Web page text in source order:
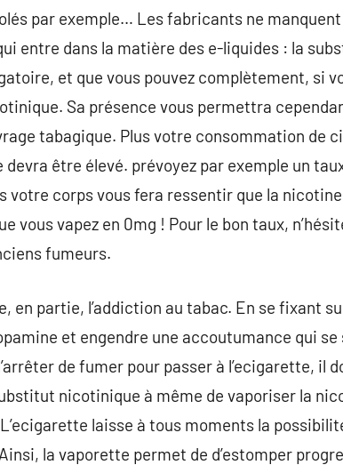
par exemple… Les fabricants ne manquent
entre dans la matière des e-liquides : la
et que vous pouvez complètement, si
Sa présence vous permettra
tabagique. Plus votre consommation de
être élevé. prévoyez par exemple un
corps vous fera ressentir que la nicotine
vapez en 0mg ! Pour le bon taux,
fumeurs.
partie, l’addiction au tabac. En se fixant
et engendre une accoutumance qui se
de fumer pour passer à l’ecigarette, il
nicotinique à même de vaporiser la
laisse à tous moments la
la vaporette permet de d’estomper